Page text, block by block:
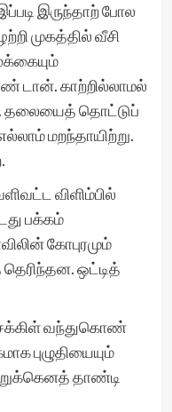
இருந்தாற் போல
முகத்தில் வீசி
டான். காற்றில்லாமல்
தலையைத் தொட்டுப்
மறந்தாயிற்று.
விளிம்பில்
பக்கம்
கோபுரமும்
ஒட்டித்
வந்துகொண்
புழுதியையும்
தாண்டி